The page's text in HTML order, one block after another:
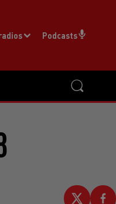
Podcasts